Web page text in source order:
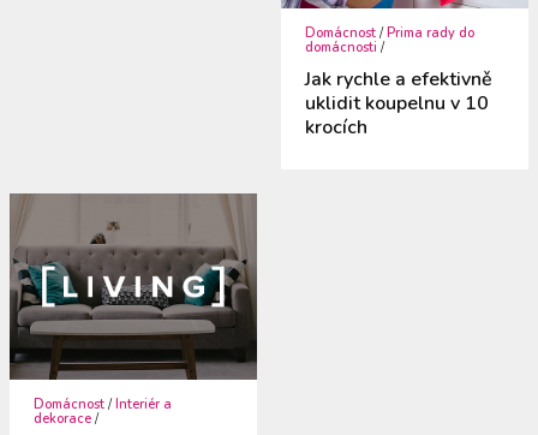
Domácnost /Prima rady do
domácnosti /
Jak rychle a efektivně
uklidit koupelnu v 10
krocích
Domácnost /Interiér a
dekorace /